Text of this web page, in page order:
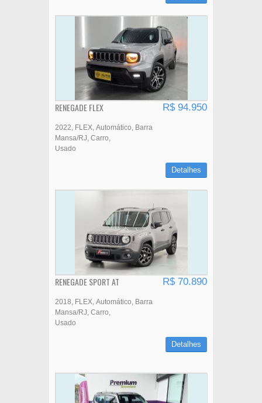
RENEGADE FLEX R$ 94.950
2022 FLEX Automático
Barra
Mansa/RJ Carro
Usado
Detalhes
RENEGADE SPORT AT R$ 70.890
2018 FLEX Automático
Barra
Mansa/RJ Carro
Usado
Detalhes